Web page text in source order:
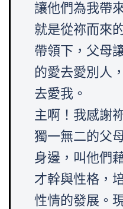
讓他們為我帶
就是從祢而來
帶領下，父母
的愛去愛別人
去愛我。
主啊！我感謝
獨一無二的父
身邊，叫他們
才幹與性格，
性情的發展。